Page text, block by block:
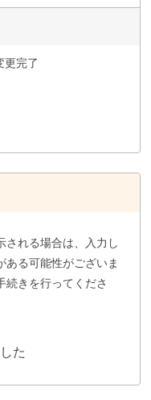
更完了
される場合は、入力し
ある可能性がございま
続きを行ってくださ